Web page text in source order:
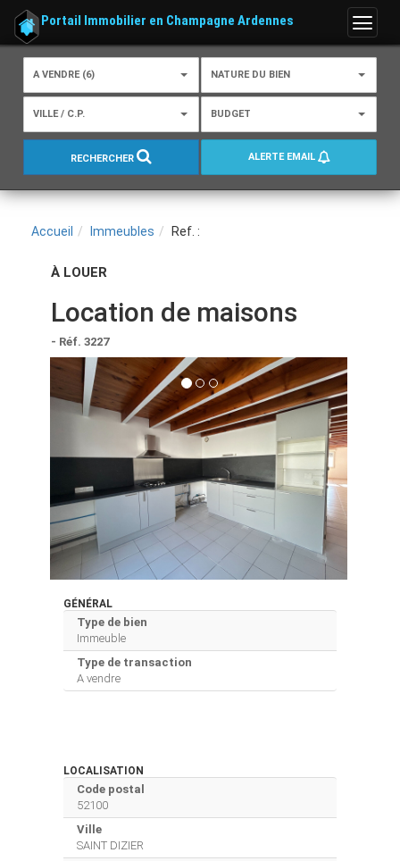
Menu
Portail Immobilier en Champagne Ardennes
A VENDRE (6) NATURE DU BIEN
VILLE / C.P. BUDGET
RECHERCHER ALERTE EMAIL
Accueil Immeubles Ref. :
À LOUER
Location de maisons
- Réf. 3227
GÉNÉRAL
Type de bien
Immeuble
Type de transaction
A vendre
LOCALISATION
Code postal
52100
Ville
SAINT DIZIER